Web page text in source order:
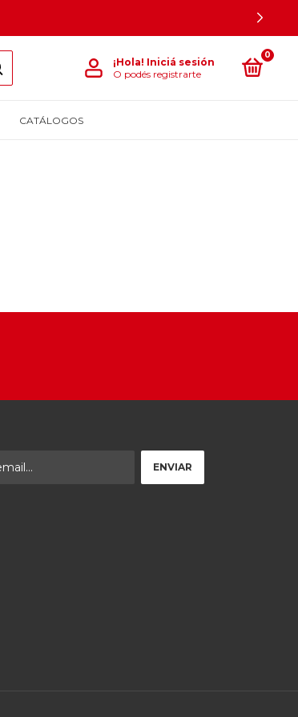
¡Hola! Iniciá sesión
O podés registrarte
0
CATÁLOGOS